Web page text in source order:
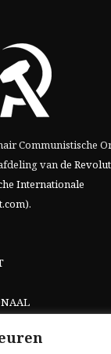
Communistische
vande
Internationale
.